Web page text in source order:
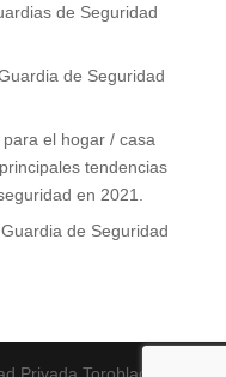
de Seguridad
de Seguridad
el hogar / casa
tendencias
en 2021.
de Seguridad
Privada Toroblack